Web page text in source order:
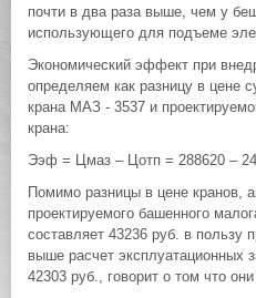
почти в два раза выше, чем у
использующего для подъеме
Экономический эффект при
определяем как разницу в цене
крана МАЗ - 3537 и
крана:
Ээф = Цмаз – Цотп = 288620 –
Помимо разницы в цене кранов,
проектируемого башенного
составляет 43236 руб. в пользу
выше расчет эксплуатационных
42303 руб., говорит о том что